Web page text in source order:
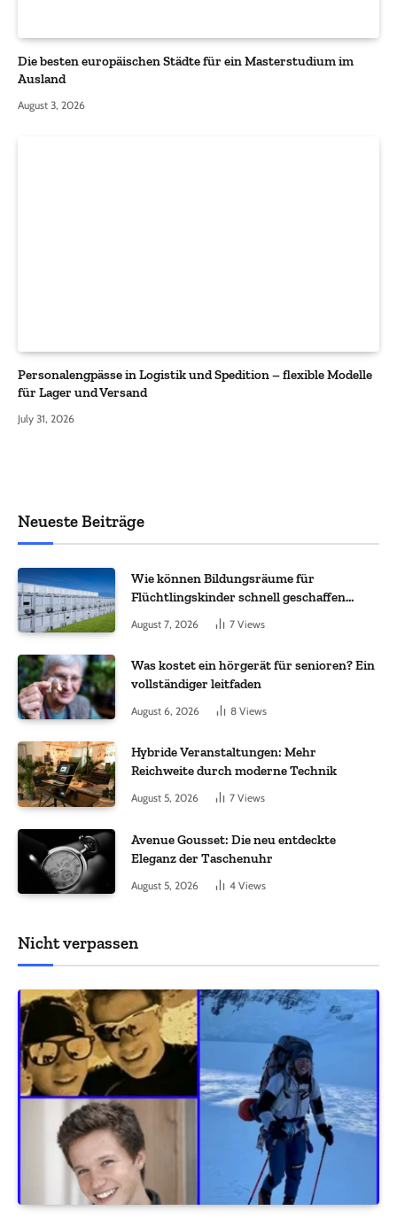
Die besten europäischen Städte für ein Masterstudium im
Ausland
August 3, 2026
Personalengpässe in Logistik und Spedition – flexible Modelle
für Lager und Versand
July 31, 2026
Neueste Beiträge
Wie können Bildungsräume für
Flüchtlingskinder schnell geschaffen
August 7, 2026 7 Views
Was kostet ein hörgerät für senioren? Ein
vollständiger leitfaden
August 6, 2026 8 Views
Hybride Veranstaltungen: Mehr
Reichweite durch moderne Technik
August 5, 2026 7 Views
Avenue Gousset: Die neu entdeckte
Eleganz der Taschenuhr
August 5, 2026 4 Views
Nicht verpassen